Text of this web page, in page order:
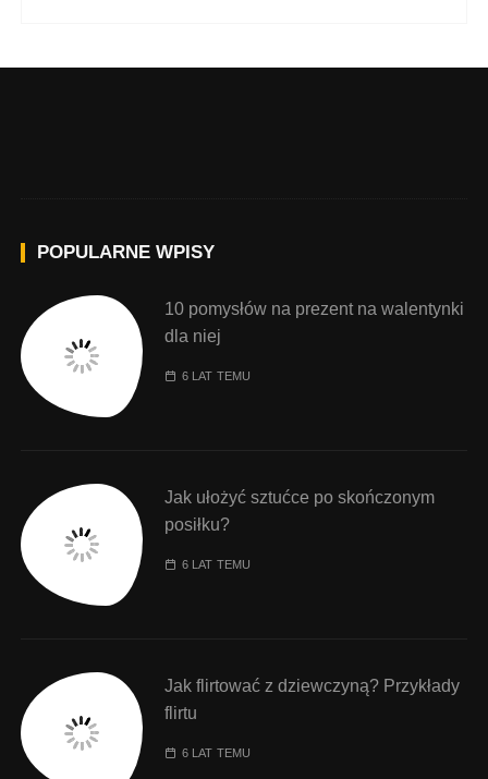
POPULARNE WPISY
10 pomysłów na prezent na walentynki
dla niej
6 LAT TEMU
Jak ułożyć sztućce po skończonym
posiłku?
6 LAT TEMU
Jak flirtować z dziewczyną? Przykłady
flirtu
6 LAT TEMU